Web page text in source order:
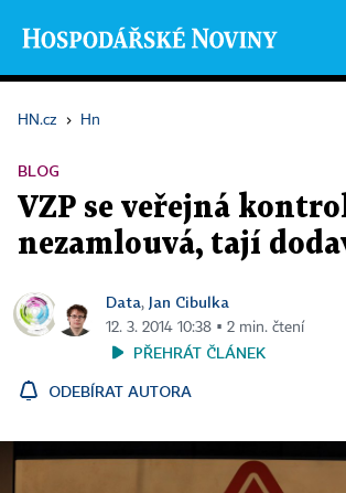
HN.cz › Hn
BLOG
VZP se veřejná
nezamlouvá, tají
Data, Jan Cibulka
12. 3. 2014 10:38 ▪ 2 min. čtení
PŘEHRÁT ČLÁNEK
ODEBÍRAT AUTORA